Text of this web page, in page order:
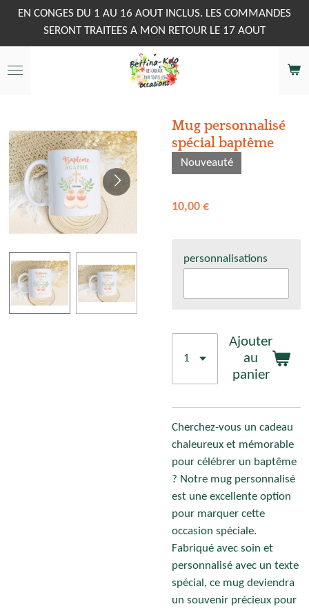
Passer
contenu
principal
EN CONGES DU 1 AU 16 AOUT INCLUS. LES COMMANDES
SERONT TRAITEES A MON RETOUR LE 17 AOUT
Mug personnalisé
spécial baptême
Nouveauté
10,00 €
personnalisations
Ajouter
au
panier
Cherchez-vous un cadeau
chaleureux et mémorable
pour célébrer un baptême
? Notre mug personnalisé
est une excellente option
pour marquer cette
occasion spéciale.
Fabriqué avec soin et
personnalisé avec un texte
spécial, ce mug deviendra
un souvenir précieux pour